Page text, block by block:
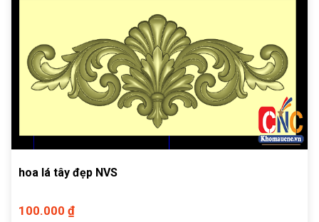
hoa lá tây đẹp NVS
100.000 ₫